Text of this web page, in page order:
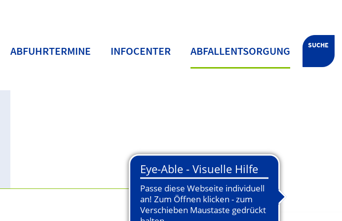
SUCHE
ABFUHRTERMINE INFOCENTER ABFALLENTSORGUNG